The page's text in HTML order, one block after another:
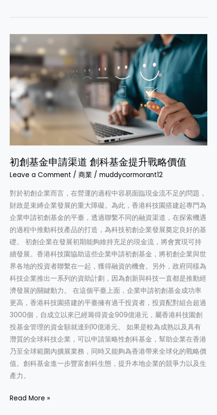
初創基金申請渠道 創科基金提升戰略價值
Leave a Comment / 商業 / muddycormorant12
對於初創企業而言，在營運的過程中容易面臨現金流不足的問題，
財政是束縛企業發展的重大障礙。為此，香港科技園搭建起專門為
企業申請初創基金的平臺，透過聯繫不同的融資渠道，在探索機遇
的過程中推動科技產品的打造，為科技初創企業發展奠定良好的基
礎。 初創企業在發展初期能夠維持充足的現金流，將會實現可持
續發展。香港科技園協助這些企業申請初創基金，將初創企業與世
界各地的投資者聯繫在一起，獲得融資的機會。另外，政府同樣為
科技企業推出一系列的資助計劃，因為創新與科技一直都是推動經
濟發展的關鍵動力。 在這個平臺上面，企業申請初創基金成功率
更高，香港科技園搭建的平臺擁有過千投資者，投資配對組合超過
3000個，自成立以來已經籌得資金909億港元，屬香港科技園創
投基金管理的資金額就達到10億港元。 如果是較為成熟以及具有
潛質的全球科技企業，可以申請策略性創科基金，幫助企業在香港
乃至全球範圍內擴展業務，同時又能夠為香港帶來全球化的戰略價
值。創科基金進一步豐富創科生態，提升本地企業的競爭力以及生
產力。
創
基
金
申
請
渠
道
基
金
升
戰
略
價
值
Read More »